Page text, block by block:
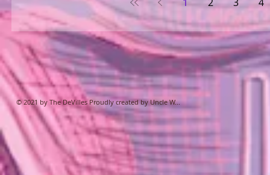
© 2021 by The DeVilles Proudly created by Uncle W...